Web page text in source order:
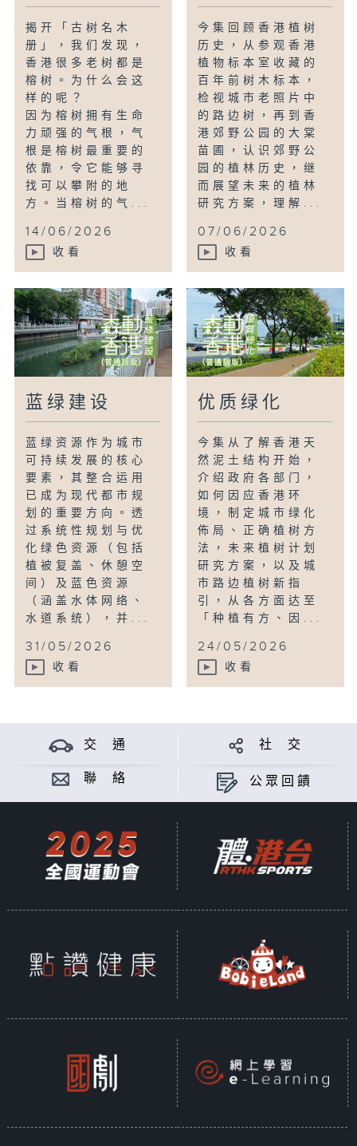
揭开「古树名木
册」，我们发现，
香港很多老树都是
榕树。为什么会这
样的呢？
因为榕树拥有生命
力顽强的气根，气
根是榕树最重要的
依靠，令它能够寻
找可以攀附的地
方。当榕树的气...
14/06/2026
收看
今集回顾香港植树
历史，从参观香港
植物标本室收藏的
百年前树木标本，
检视城市老照片中
的路边树，再到香
港郊野公园的大棠
苗圃，认识郊野公
园的植林历史，继
而展望未来的植林
研究方案，理解...
07/06/2026
收看
蓝绿建设
蓝绿资源作为城市
可持续发展的核心
要素，其整合运用
已成为现代都市规
划的重要方向。透
过系统性规划与优
化绿色资源（包括
植被复盖、休憩空
间）及蓝色资源
（涵盖水体网络、
水道系统），并...
31/05/2026
收看
优质绿化
今集从了解香港天
然泥土结构开始，
介绍政府各部门，
如何因应香港环
境，制定城市绿化
佈局、正确植树方
法，未来植树计划
研究方案，以及城
市路边植树新指
引，从各方面达至
「种植有方、因...
24/05/2026
收看
交 通 社 交
聯 絡 公眾回饋